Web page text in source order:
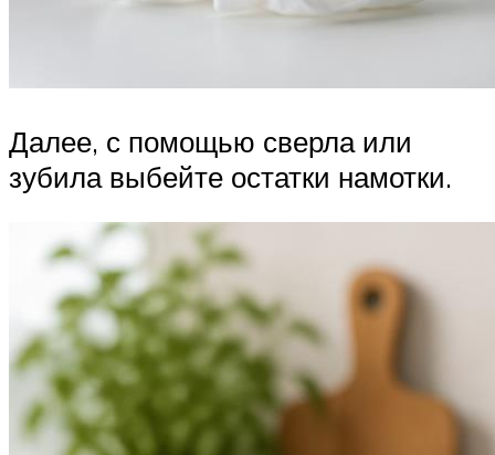
Далее, с помощью сверла или
зубила выбейте остатки намотки.